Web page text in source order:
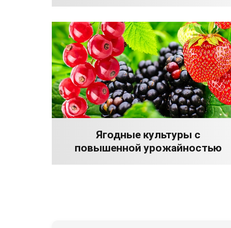
Ягодные культуры с
повышенной урожайностью